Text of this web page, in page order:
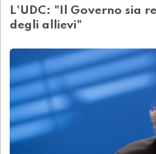
L'UDC: "Il Governo sia
degli allievi"